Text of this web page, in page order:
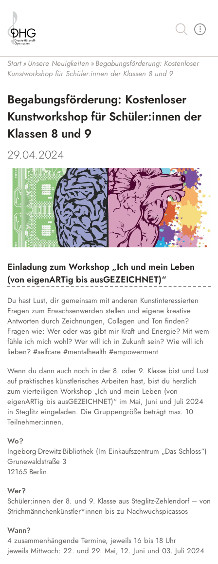
Suche
Schulgemeinschaft
Schüler:innen und SV
Schulleitung und ESL
Schulbüro und Verwaltung
Schulsozialarbeit
Eltern
Förderverein
Unser Haus
Hausmeister
Schulgeschichte
Annette von Droste-Hülshoff
Lernen an der Droste
Unser Bildungsbegriff
Schulprofil
Fächer
Hybridunterricht
Medienbildung an der Droste
Demokratiebildung
Klimabewusstsein
Begabungsförderung
Sprachbildung
Wahlmöglichkeiten
Profilklasse Musik
Profilklasse Französisch
Wahlpflichtfächer
Bilingualer Unterricht
Leistungs- und Seminarkurse
Arbeitsgemeinschaften
Austausch und Fahrten
Wettbewerbe
Organisation
Lernen
Mittelstufe
Oberstufe
Berufliche Orientierung (BO)
Schulbücher
Auslandsaufenthalt
Instrumentenausleihe
Datenschutz
Alltag
Unterrichtszeiten
Verpflegung
Schließfächer
Schulordnung
Wechsel an die Droste
Kontakt
Kalender der Droste
Unsere Neuigkeiten
Vertretungsplan
Lernplattform
Droste-Webmail
Start»Unsere Neuigkeiten »Begabungsförderung: Kostenloser
Kunstworkshop für Schüler:innen der Klassen 8 und 9
Begabungsförderung: Kostenloser
Kunstworkshop für Schüler:innen der
Klassen 8 und 9
29.04.2024
Einladung zum Workshop „Ich und mein Leben
(von eigenARTig bis ausGEZEICHNET)“
Du hast Lust, dir gemeinsam mit anderen Kunstinteressierten
Fragen zum Erwachsenwerden stellen und eigene kreative
Antworten durch Zeichnungen, Collagen und Ton finden?
Fragen wie: Wer oder was gibt mir Kraft und Energie? Mit wem
fühle ich mich wohl? Wer will ich in Zukunft sein? Wie will ich
lieben? #selfcare #mentalhealth #empowerment
Wenn du dann auch noch in der 8. oder 9. Klasse bist und Lust
auf praktisches künstlerisches Arbeiten hast, bist du herzlich
zum vierteiligen Workshop „Ich und mein Leben (von
eigenARTig bis ausGEZEICHNET)“ im Mai, Juni und Juli 2024
in Steglitz eingeladen. Die Gruppengröße beträgt max. 10
Teilnehmer:innen.
Wo?
Ingeborg-Drewitz-Bibliothek (Im Einkaufszentrum „Das Schloss“)
Grunewaldstraße 3
12165 Berlin
Wer?
Schüler:innen der 8. und 9. Klasse aus Steglitz-Zehlendorf – von
Strichmännchenkünstler*innen bis zu Nachwuchspicassos
Wann?
4 zusammenhängende Termine, jeweils 16 bis 18 Uhr
jeweils Mittwoch: 22. und 29. Mai, 12. Juni und 03. Juli 2024